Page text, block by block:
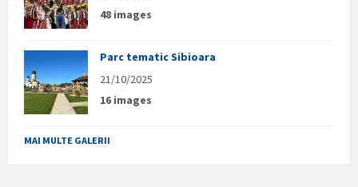
48 images
Parc tematic Sibioara
21/10/2025
16 images
MAI MULTE GALERII